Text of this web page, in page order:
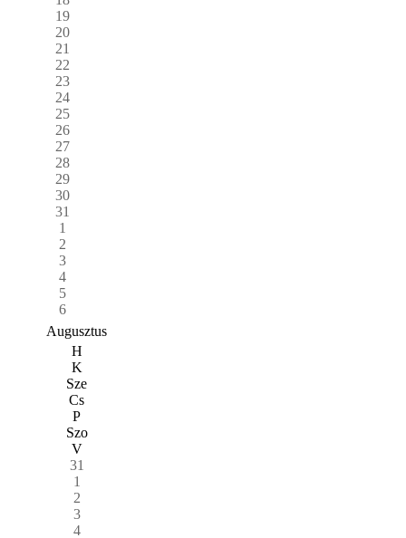
19
20
21
22
23
24
25
26
27
28
29
30
31
1
2
3
4
5
6
Augusztus
H
K
Sze
Cs
P
Szo
V
31
1
2
3
4